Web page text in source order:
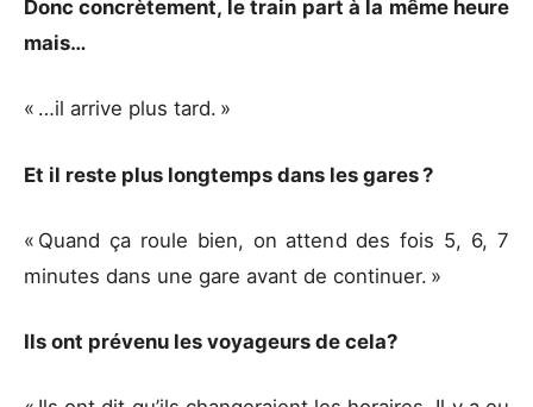
Donc concrètement, le train part à la même heure
mais…
« …il arrive plus tard. »
Et il reste plus longtemps dans les gares ?
« Quand ça roule bien, on attend des fois 5, 6, 7
minutes dans une gare avant de continuer. »
Ils ont prévenu les voyageurs de cela?